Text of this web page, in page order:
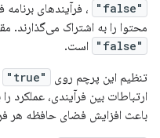
"false"
، فرآیندهای
محتوا را به اشتراک می‌گذارند.
"false"
است.
تنظیم این پرچم روی
"true"
ارتباطات بین فرآیندی، عملکرد
باعث افزایش فضای حافظه هر